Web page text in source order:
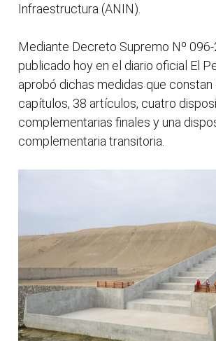
Infraestructura (ANIN).
Mediante Decreto Supremo Nº 096-
publicado hoy en el diario oficial El
aprobó dichas medidas que
capítulos, 38 artículos, cuatro
complementarias finales y una
complementaria transitoria.